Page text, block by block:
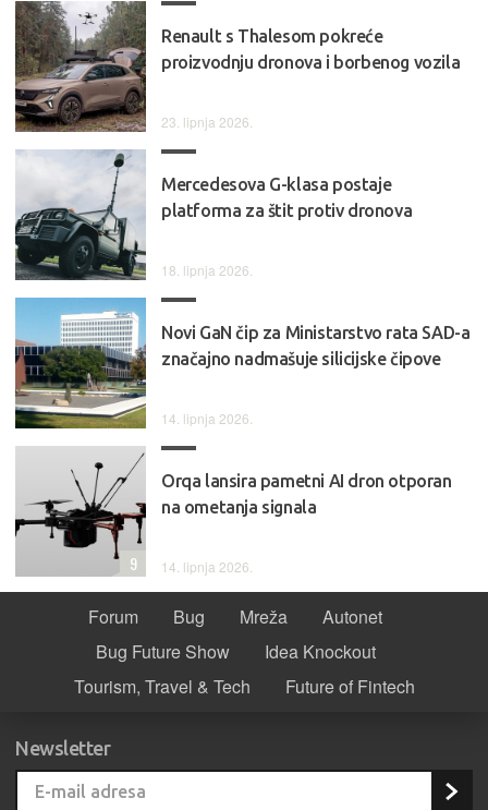
Renault s Thalesom pokreće
proizvodnju dronova i borbenog vozila
23. lipnja 2026.
Mercedesova G-klasa postaje
platforma za štit protiv dronova
18. lipnja 2026.
Novi GaN čip za Ministarstvo rata SAD-a
značajno nadmašuje silicijske čipove
14. lipnja 2026.
Orqa lansira pametni AI dron otporan
na ometanja signala
14. lipnja 2026.
9
Forum Bug Mreža
Autonet
Bug Future Show
Idea Knockout
Tourism, Travel & Tech
Future of Fintech
Newsletter